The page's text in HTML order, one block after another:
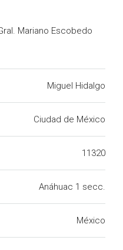
Mariano Escobedo
Miguel Hidalgo
Ciudad de México
11320
Anáhuac 1 secc.
México